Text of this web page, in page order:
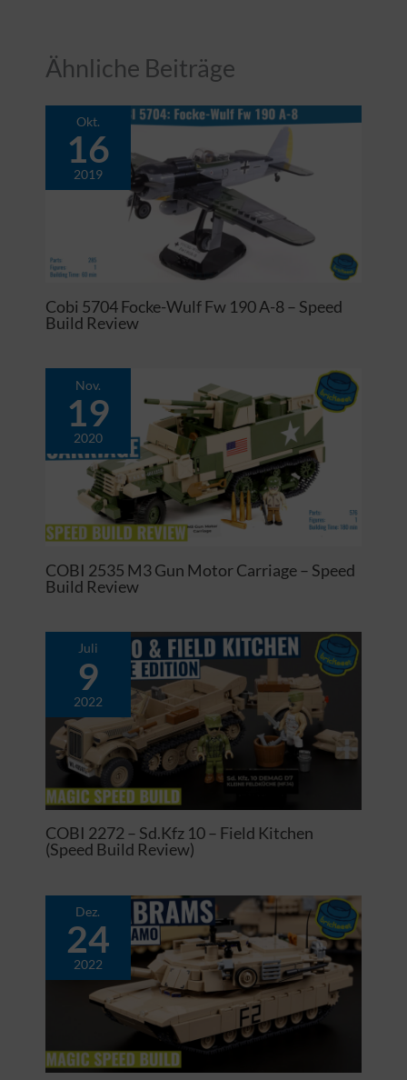
Ähnliche Beiträge
Okt.
16
2019
Cobi 5704 Focke-Wulf Fw 190 A-8 – Speed
Build Review
Nov.
19
2020
COBI 2535 M3 Gun Motor Carriage – Speed
Build Review
Juli
9
2022
COBI 2272 – Sd.Kfz 10 – Field Kitchen
(Speed Build Review)
Dez.
24
2022